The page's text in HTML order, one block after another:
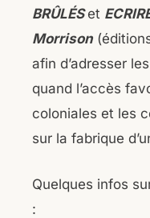
BRÛLÉSet
Morrison
afin d’adresser
quand l’accès
coloniales et les
sur la fabrique
Quelques infos
: